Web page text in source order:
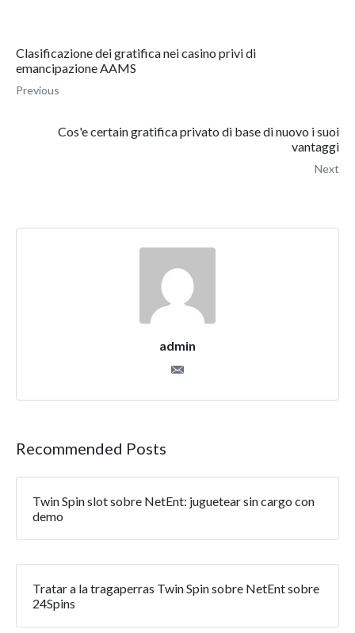
Clasificazione dei gratifica nei casino privi di
emancipazione AAMS
Previous
Cos'e certain gratifica privato di base di nuovo i suoi
vantaggi
Next
admin
Recommended Posts
Twin Spin slot sobre NetEnt: juguetear sin cargo con
demo
Tratar a la tragaperras Twin Spin sobre NetEnt sobre
24Spins